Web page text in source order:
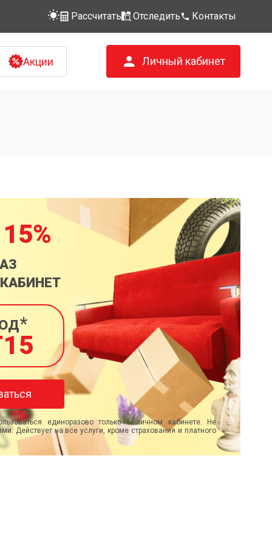
Рассчитать Отследить Контакты
Акции Личный кабинет
единоразово только в личном кабинете. Не
Действует на все услуги, кроме страхования и платного